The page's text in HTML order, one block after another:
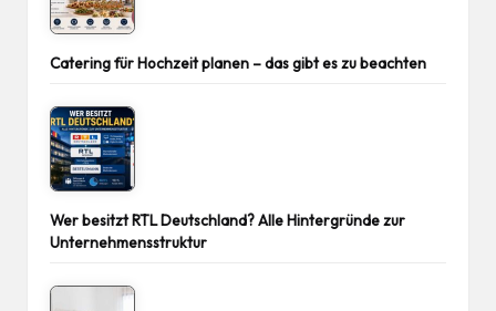
Catering für Hochzeit planen – das gibt es zu beachten
Wer besitzt RTL Deutschland? Alle Hintergründe zur
Unternehmensstruktur